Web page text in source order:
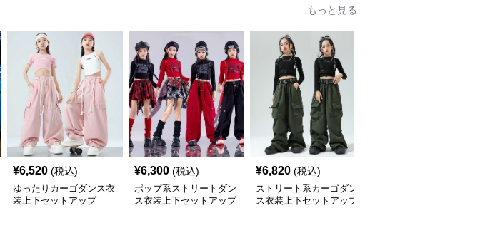
もっと見る
¥6,520 (税込)
ゆったりカーゴダンス衣
装上下セットアップ
¥6,300 (税込)
ポップ系ストリートダン
ス衣装上下セットアップ
¥6,820 (税込)
ストリート系カーゴダン
ス衣装上下セットアップ